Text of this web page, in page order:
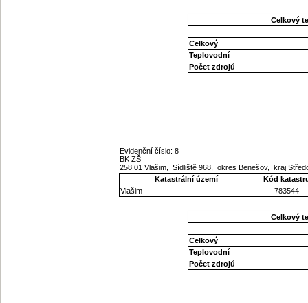
Celkový
Celkový
Teplovodní
Počet zdrojů
Evidenční číslo: 8
BK ZŠ
258 01 Vlašim, Sídliště 968, okres Benešov, kraj
Katastrální území
Kód
Vlašim
783544
Celkový
Celkový
Teplovodní
Počet zdrojů